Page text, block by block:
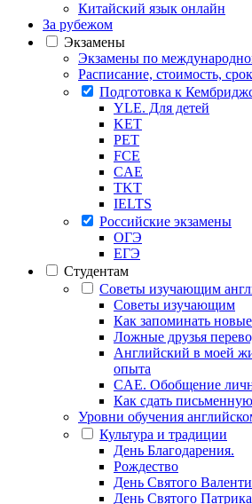
Китайский язык онлайн
За рубежом
Экзамены
Экзамены по
Расписание, стоимость,
Подготовка к
YLE. Для детей
KET
PET
FCE
CAE
TKT
IELTS
Российские экзамены
ОГЭ
ЕГЭ
Студентам
Советы изучающим
Советы изучающим
Как запоминать
Ложные друзья
Английский в моей
опыта
CAE. Обобщение
Как сдать
Уровни обучения
Культура и традиции
День Благодарения.
Рождество
День Святого
День Святого Патрика